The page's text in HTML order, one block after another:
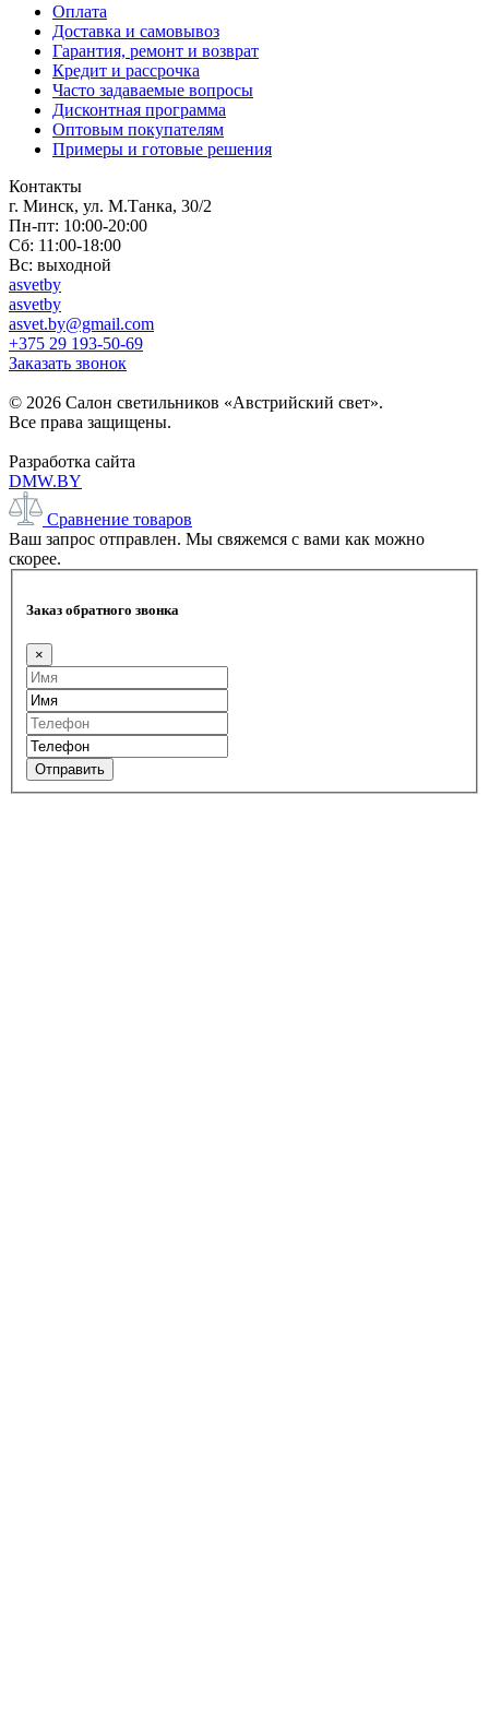
Оплата
Доставка и самовывоз
Гарантия, ремонт и возврат
Кредит и рассрочка
Часто задаваемые вопросы
Дисконтная программа
Оптовым покупателям
Примеры и готовые решения
Контакты
г. Минск, ул. М.Танка, 30/2
Пн-пт: 10:00-20:00
Сб: 11:00-18:00
Вс: выходной
asvetby
asvetby
asvet.by@gmail.com
+375 29 193-50-69
Заказать звонок
© 2026 Салон светильников «Австрийский свет».
Все права защищены.
Разработка сайта
DMW.BY
Сравнение товаров
Ваш запрос отправлен. Мы свяжемся с вами как можно
скорее.
Заказ обратного звонка
×
Отправить